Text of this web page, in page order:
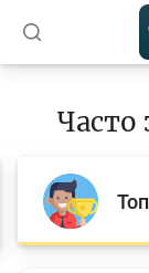
Проекты
Часто